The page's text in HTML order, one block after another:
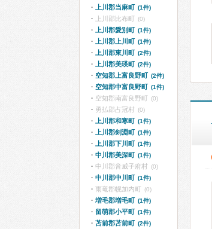
上川郡当麻町 (1件)
上川郡比布町 (0)
上川郡愛別町 (1件)
上川郡上川町 (1件)
上川郡東川町 (2件)
上川郡美瑛町 (2件)
空知郡上富良野町 (2件)
空知郡中富良野町 (1件)
空知郡南富良野町 (0)
勇払郡占冠村 (0)
上川郡和寒町 (1件)
上川郡剣淵町 (1件)
上川郡下川町 (1件)
中川郡美深町 (1件)
中川郡音威子府村 (0)
中川郡中川町 (1件)
雨竜郡幌加内町 (0)
増毛郡増毛町 (1件)
留萌郡小平町 (1件)
苫前郡苫前町 (2件)